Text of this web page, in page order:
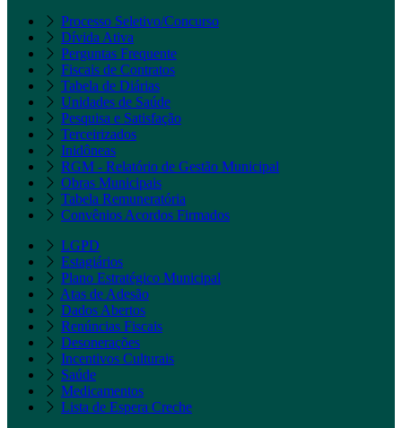
Processo Seletivo/Concurso
Dívida Ativa
Perguntas Frequente
Fiscais de Contratos
Tabela de Diárias
Unidades de Saúde
Pesquisa e Satisfação
Terceirizados
Inidôneas
RGM - Relatório de Gestão Municipal
Obras Municipais
Tabela Remuneratória
Convênios Acordos Firmados
LGPD
Estagiários
Plano Estratégico Municipal
Atas de Adesão
Dados Abertos
Renúncias Fiscais
Desonerações
Incentivos Culturais
Saúde
Medicamentos
Lista de Espera Creche